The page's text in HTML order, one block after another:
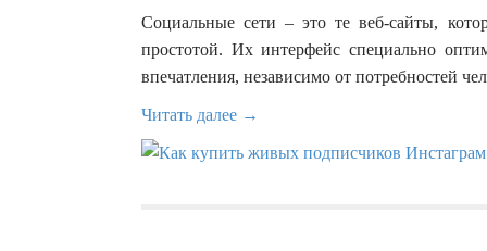
Социальные сети – это те веб-сайты,
простотой. Их интерфейс специально
впечатления, независимо от потребностей
Читать далее →